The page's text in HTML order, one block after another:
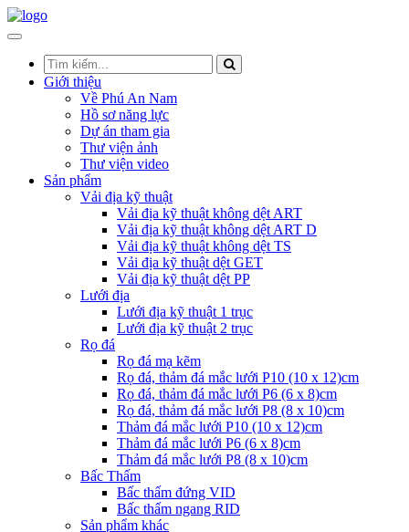
Giới thiệu
Về Phú An Nam
Hồ sơ năng lực
Dự án tham gia
Thư viện ảnh
Thư viện video
Sản phẩm
Vải địa kỹ thuật
Vải địa kỹ thuật không dệt ART
Vải địa kỹ thuật không dệt ART D
Vải địa kỹ thuật không dệt TS
Vải địa kỹ thuật dệt GET
Vải địa kỹ thuật dệt PP
Lưới địa
Lưới địa kỹ thuật 1 trục
Lưới địa kỹ thuật 2 trục
Rọ đá
Rọ đá mạ kẽm
Rọ đá, thảm đá mắc lưới P10 (10 x 12)cm
Rọ đá, thảm đá mắc lưới P6 (6 x 8)cm
Rọ đá, thảm đá mắc lưới P8 (8 x 10)cm
Thảm đá mắc lưới P10 (10 x 12)cm
Thảm đá mắc lưới P6 (6 x 8)cm
Thảm đá mắc lưới P8 (8 x 10)cm
Bấc Thấm
Bấc thấm đứng VID
Bấc thấm ngang RID
Sản phẩm khác